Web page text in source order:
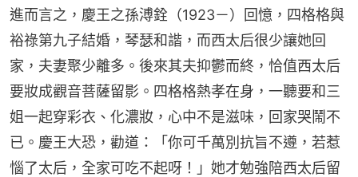
進而言之，慶王之孫溥銓（1923－）回憶，四格格與
裕祿第九子結婚，琴瑟和諧，而西太后很少讓她回
家，夫妻聚少離多。後來其夫抑鬱而終，恰值西太后
要妝成觀音菩薩留影。四格格熱孝在身，一聽要和三
姐一起穿彩衣、化濃妝，心中不是滋味，回家哭鬧不
已。慶王大恐，勸道：「你可千萬別抗旨不遵，若惹
惱了太后，全家可吃不起呀！」她才勉強陪西太后留